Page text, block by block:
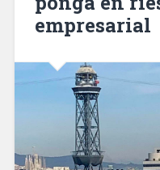
empresarial